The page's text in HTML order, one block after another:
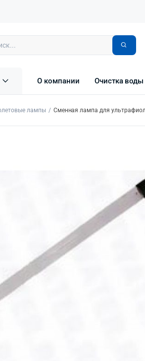
О компании Очистка
лампы Сменная лампа для